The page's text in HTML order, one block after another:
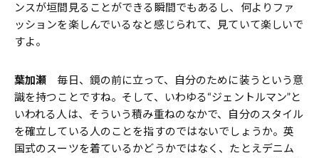
ンスが垣間見ることができる瞬間でもあるし、何よりファ
ッションを楽しんでいるなと感じられて、見ていて楽しいで
すよ。
葉加瀬 毎日、鏡の前に立って、自分のために装うという意
識を持つことですね。そして、いわゆる“ジェントルマン”と
いわれる人は、そういう積み重ねのなかで、自分のスタイル
を確立している人のことを指すのではないでしょうか。英
国式のスーツを着ているかどうかではなく、たとえデニム